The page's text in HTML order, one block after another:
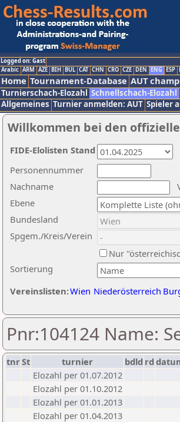
Logged on: Gast
Arabic ARM AZE BIH BUL CAT CHN CRO CZE DEN ENG ESP
Home Tournament-Database AUT
Turnierschach-Elozahl Schnellschach-Elozahl
Allgemeines Turnier anmelden: AUT Spieler
Willkommen bei den
Nachname
Ebene
Sortierung
Personennummer
Bundesland
Spgem./Kreis/Verein
Nur
Vereinslisten:Wien Niederösterreich
FIDE-Elolisten Stand
Pnr:104124 Name:
tnrSt turnier bdld rd
Elozahl per 01.07.2012
Elozahl per 01.10.2012
Elozahl per 01.01.2013
Elozahl per 01.04.2013